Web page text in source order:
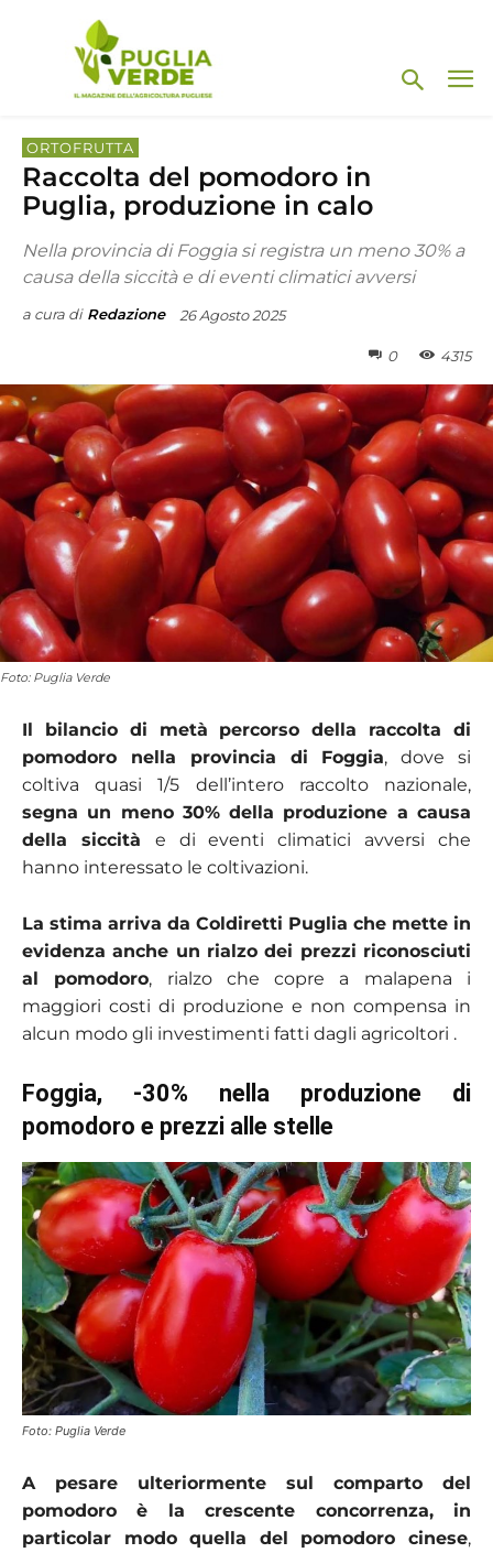
ORTOFRUTTA
Raccolta del pomodoro in
Puglia, produzione in calo
Nella provincia di Foggia si registra un meno 30% a
causa della siccità e di eventi climatici avversi
a cura di Redazione 26 Agosto 2025
0 4315
Foto: Puglia Verde
Il bilancio di metà percorso della raccolta di
pomodoro nella provincia di Foggia, dove si
coltiva quasi 1/5 dell’intero raccolto nazionale,
segna un meno 30% della produzione a causa
della siccità e di eventi climatici avversi che
hanno interessato le coltivazioni.
La stima arriva da Coldiretti Puglia che mette in
evidenza anche un rialzo dei prezzi riconosciuti
al pomodoro, rialzo che copre a malapena i
maggiori costi di produzione e non compensa in
alcun modo gli investimenti fatti dagli agricoltori .
Foggia, -30% nella produzione di
pomodoro e prezzi alle stelle
Foto: Puglia Verde
A pesare ulteriormente sul comparto del
pomodoro è la crescente concorrenza, in
particolar modo quella del pomodoro cinese,